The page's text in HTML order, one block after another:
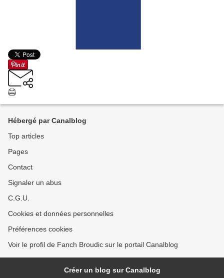
Hébergé par Canalblog
Top articles
Pages
Contact
Signaler un abus
C.G.U.
Cookies et données personnelles
Préférences cookies
Voir le profil de Fanch Broudic sur le portail Canalblog
Créer un blog sur Canalblog